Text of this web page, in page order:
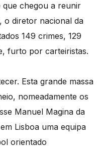
que chegou a reunir
o diretor nacional da
149 crimes, 129
furto por carteiristas.
Esta grande massa
nomeadamente os
Manuel Magina da
Lisboa uma equipa
orientado